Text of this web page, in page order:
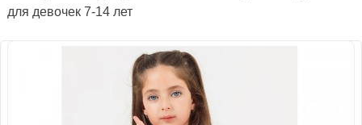
для девочек 7-14 лет